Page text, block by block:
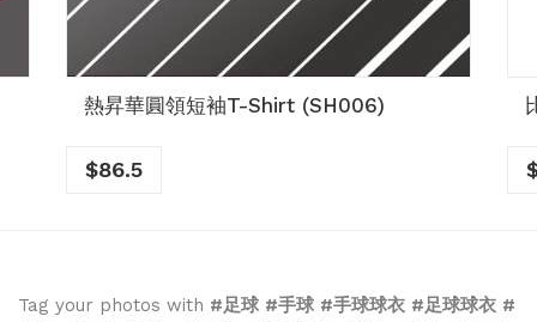
熱昇華圓領短袖T-Shirt (SH006)
$86.5
Tag your photos with #足球 #手球 #手球球衣 #足球球衣 #